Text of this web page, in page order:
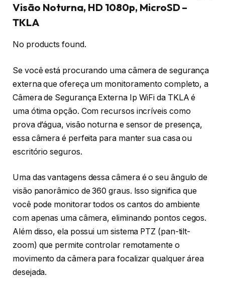
Visão Noturna, HD 1080p, MicroSD –
TKLA
No products found.
Se você está procurando uma câmera de segurança
externa que ofereça um monitoramento completo, a
Câmera de Segurança Externa Ip WiFi da TKLA é
uma ótima opção. Com recursos incríveis como
prova d’água, visão noturna e sensor de presença,
essa câmera é perfeita para manter sua casa ou
escritório seguros.
Uma das vantagens dessa câmera é o seu ângulo de
visão panorâmico de 360 graus. Isso significa que
você pode monitorar todos os cantos do ambiente
com apenas uma câmera, eliminando pontos cegos.
Além disso, ela possui um sistema PTZ (pan-tilt-
zoom) que permite controlar remotamente o
movimento da câmera para focalizar qualquer área
desejada.